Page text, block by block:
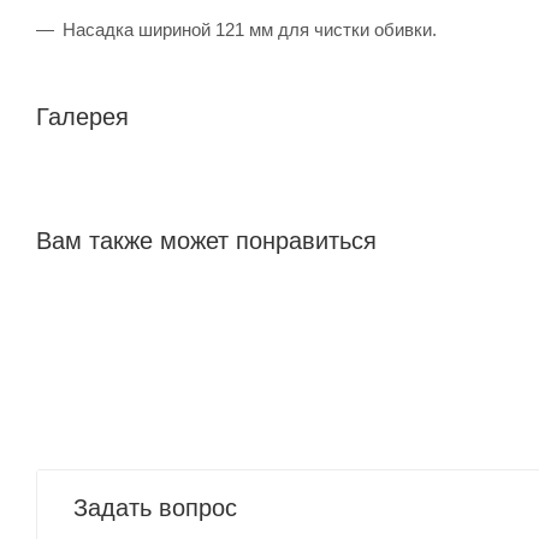
Насадка шириной 121 мм для чистки обивки.
Галерея
Вам также может понравиться
Задать вопрос